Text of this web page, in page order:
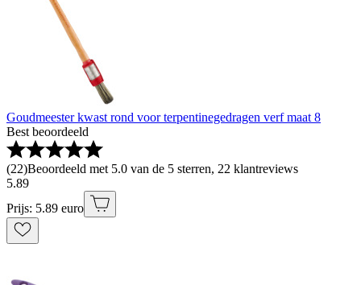
Goudmeester kwast rond voor terpentinegedragen verf maat 8
Best beoordeeld
(22)Beoordeeld met 5.0 van de 5 sterren, 22 klantreviews
5.89
Prijs: 5.89 euro